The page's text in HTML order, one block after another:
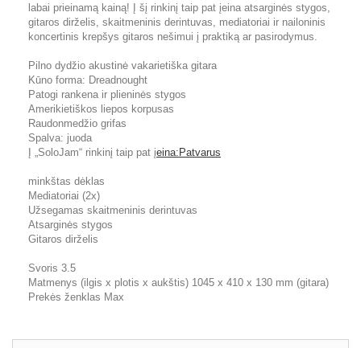
labai prieinamą kainą! Į šį rinkinį taip pat įeina atsarginės stygos,
gitaros dirželis, skaitmeninis derintuvas, mediatoriai ir nailoninis
koncertinis krepšys gitaros nešimui į praktiką ar pasirodymus.
Pilno dydžio akustinė vakarietiška gitara
Kūno forma: Dreadnought
Patogi rankena ir plieninės stygos
Amerikietiškos liepos korpusas
Raudonmedžio grifas
Spalva: juoda
Į „SoloJam“ rinkinį taip pat įeina:Patvarus
minkštas dėklas
Mediatoriai (2x)
Užsegamas skaitmeninis derintuvas
Atsarginės stygos
Gitaros dirželis
Svoris 3.5
Matmenys (ilgis x plotis x aukštis) 1045 x 410 x 130 mm (gitara)
Prekės ženklas Max